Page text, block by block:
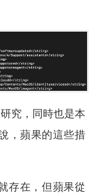
究，同時也是本
，蘋果的這些措
存在，但蘋果從